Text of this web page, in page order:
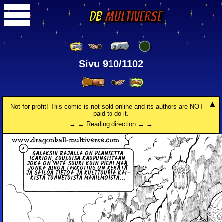
DBMultiverse
Sivu 910/1102
Not for profit! This comic is not sold online and its authors are NOT
paid to do it.
→ → Reading direction → →
GA­LAK­SIN RAJALLA ON PLA­NEET­TA
ICARION, KUU­LUI­SA KAU­PUN­GIS­TAAN,
JOKA ON YHTÄ SUURI KUIN PIENI MAA,
JONKA AINOA TAR­KOI­TUS ON KERÄTÄ
JA SÄILÖÄ TIETOA JA KULT­TUU­RIA KAI­
KIS­TA TUN­NE­TUIS­TA MAA­IL­MOIS­TA...